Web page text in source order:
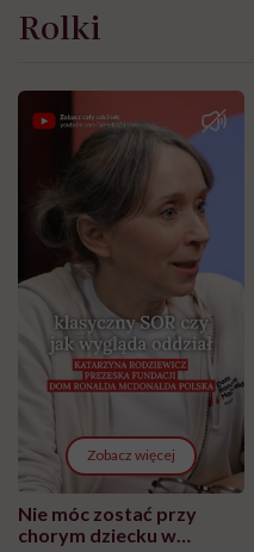
Rolki
Zobacz więcej
Nie móc zostać przy
chorym dziecku w